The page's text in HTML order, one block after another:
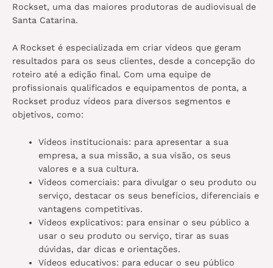
Rockset, uma das maiores produtoras de audiovisual de
Santa Catarina.
A Rockset é especializada em criar vídeos que geram
resultados para os seus clientes, desde a concepção do
roteiro até a edição final. Com uma equipe de
profissionais qualificados e equipamentos de ponta, a
Rockset produz vídeos para diversos segmentos e
objetivos, como:
Vídeos institucionais: para apresentar a sua
empresa, a sua missão, a sua visão, os seus
valores e a sua cultura.
Vídeos comerciais: para divulgar o seu produto ou
serviço, destacar os seus benefícios, diferenciais e
vantagens competitivas.
Vídeos explicativos: para ensinar o seu público a
usar o seu produto ou serviço, tirar as suas
dúvidas, dar dicas e orientações.
Vídeos educativos: para educar o seu público